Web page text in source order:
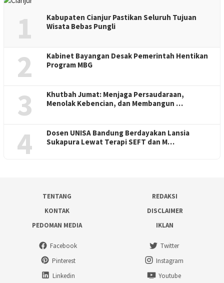
1
Kabupaten Cianjur Pastikan Seluruh Tujuan
Wisata Bebas Pungli
2
Kabinet Bayangan Desak Pemerintah Hentikan
Program MBG
3
Khutbah Jumat: Menjaga Persaudaraan,
Menolak Kebencian, dan Membangun …
4
Dosen UNISA Bandung Berdayakan Lansia
Sukapura Lewat Terapi SEFT dan M…
TENTANG
REDAKSI
KONTAK
DISCLAIMER
PEDOMAN MEDIA
IKLAN
Facebook
Twitter
Pinterest
Instagram
Linkedin
Youtube